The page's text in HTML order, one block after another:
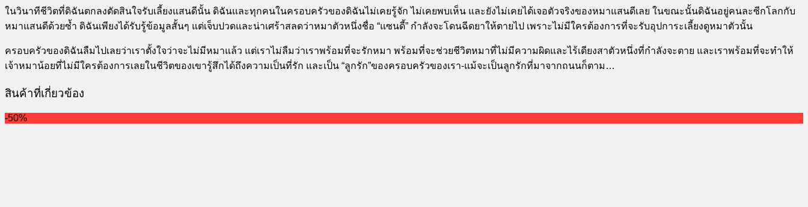
ในวินาทีชีวิตที่ดิฉันตกลงตัดสินใจรับเลี้ยงแสนดีนั้น ดิฉันและทุกคนในครอบครัวของดิฉันไม่เคยรู้จัก ไม่เคยพบเห็น และยังไม่เคยได้เจอตัวจริงของหมาแสนดีเลย ในขณะนั้นดิฉันอยู่คนละซีกโลกกับ
หมาแสนดีด้วยซ้ำ ดิฉันเพียงได้รับรู้ข้อมูลสั้นๆ แต่เจ็บปวดและน่าเศร้าสลดว่าหมาตัวหนึ่งชื่อ “แซนดี้” กำลังจะโดนฉีดยาให้ตายไป เพราะไม่มีใครต้องการที่จะรับอุปการะเลี้ยงดูหมาตัวนั้น
ครอบครัวของดิฉันลืมไปเลยว่าเราตั้งใจว่าจะไม่มีหมาแล้ว แต่เราไม่ลืมว่าเราพร้อมที่จะรักหมา พร้อมที่จะช่วยชีวิตหมาที่ไม่มีความผิดและไร้เดียงสาตัวหนึ่งที่กำลังจะตาย และเราพร้อมที่จะทำให้
เจ้าหมาน้อยที่ไม่มีใครต้องการเลยในชีวิตของเขารู้สึกได้ถึงความเป็นที่รัก และเป็น “ลูกรัก”ของครอบครัวของเรา-แม้จะเป็นลูกรักที่มาจากถนนก็ตาม…
สินค้าที่เกี่ยวข้อง
-50%